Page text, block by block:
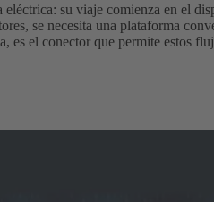
su viaje comienza en el
se necesita una plataforma
es el conector que permite estos